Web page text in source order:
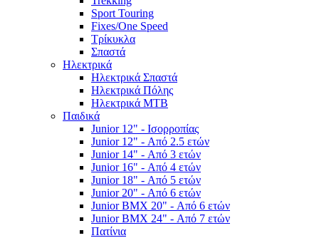
Sport Touring
Fixes/One Speed
Τρίκυκλα
Σπαστά
Ηλεκτρικά
Ηλεκτρικά Σπαστά
Ηλεκτρικά Πόλης
Ηλεκτρικά MTB
Παιδικά
Junior 12" - Ισορροπίας
Junior 12" - Από 2.5 ετών
Junior 14" - Από 3 ετών
Junior 16" - Από 4 ετών
Junior 18" - Από 5 ετών
Junior 20" - Από 6 ετών
Junior BMX 20" - Από 6 ετών
Junior BMX 24" - Από 7 ετών
Πατίνια